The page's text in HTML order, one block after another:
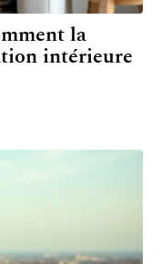
la
intérieure